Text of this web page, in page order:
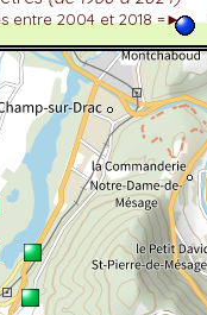
entre 2004 et 2018 =►